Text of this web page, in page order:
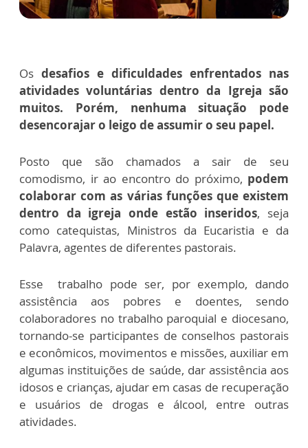
Os desafios e dificuldades enfrentados nas
atividades voluntárias dentro da Igreja são
muitos. Porém, nenhuma situação pode
desencorajar o leigo de assumir o seu papel.
Posto que são chamados a sair de seu
comodismo, ir ao encontro do próximo, podem
colaborar com as várias funções que existem
dentro da igreja onde estão inseridos, seja
como catequistas, Ministros da Eucaristia e da
Palavra, agentes de diferentes pastorais.
Esse trabalho pode ser, por exemplo, dando
assistência aos pobres e doentes, sendo
colaboradores no trabalho paroquial e diocesano,
tornando-se participantes de conselhos pastorais
e econômicos, movimentos e missões, auxiliar em
algumas instituições de saúde, dar assistência aos
idosos e crianças, ajudar em casas de recuperação
e usuários de drogas e álcool, entre outras
atividades.